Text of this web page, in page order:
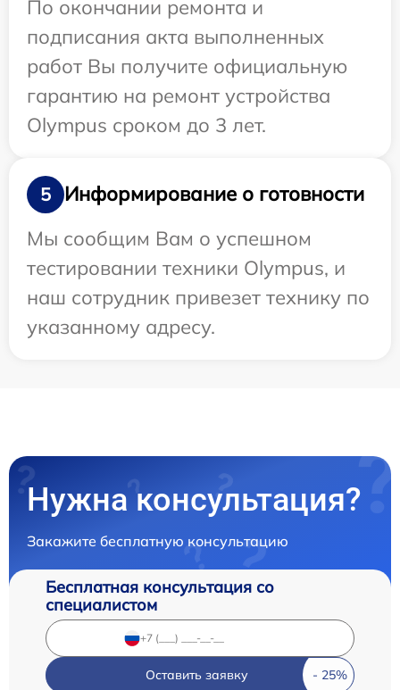
По окончании ремонта и
подписания акта выполненных
работ Вы получите официальную
гарантию на ремонт устройства
Olympus сроком до 3 лет.
5
Информирование о готовности
Мы сообщим Вам о успешном
тестировании техники Olympus, и
наш сотрудник привезет технику по
указанному адресу.
Нужна консультация?
Закажите бесплатную консультацию
Бесплатная консультация со
специалистом
Оставить заявку